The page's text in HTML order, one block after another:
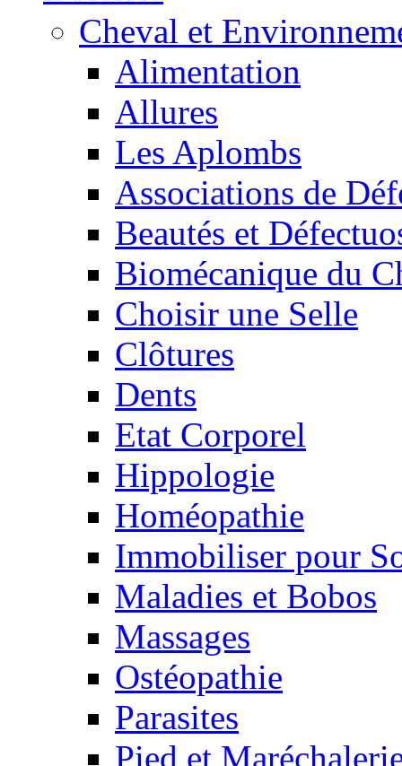
Cheval et
Alimentation
Allures
Les Aplombs
Associations de
Beautés et
Biomécanique du
Choisir une Selle
Clôtures
Dents
Etat Corporel
Hippologie
Homéopathie
Immobiliser pour
Maladies et Bobos
Massages
Ostéopathie
Parasites
Pied et